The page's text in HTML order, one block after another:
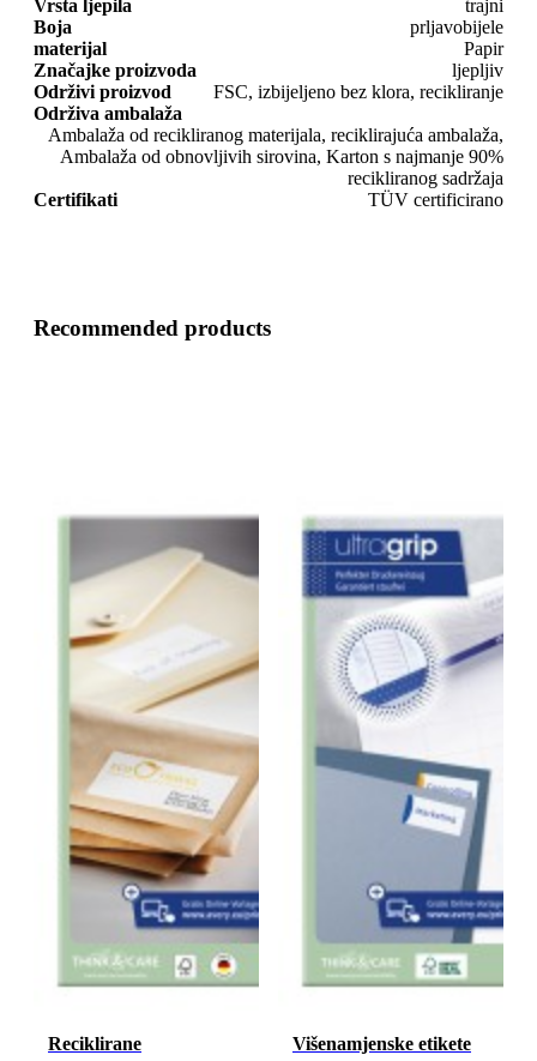
Vrsta ljepila
trajni
Boja
prljavobijele
materijal
Papir
Značajke proizvoda
ljepljiv
Održivi proizvod
FSC, izbijeljeno bez klora, recikliranje
Održiva ambalaža
Ambalaža od recikliranog materijala, reciklirajuća ambalaža,
Ambalaža od obnovljivih sirovina, Karton s najmanje 90%
recikliranog sadržaja
Certifikati
TÜV certificirano
Recommended products
Reciklirane
Višenamjenske etikete